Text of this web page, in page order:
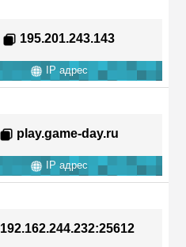
195.201.243.143
IP адрес
play.game-day.ru
IP адрес
192.162.244.232:25612